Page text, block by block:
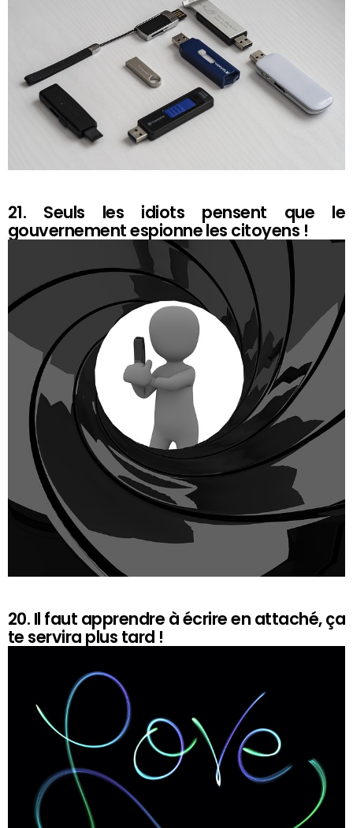
21. Seuls les idiots pensent que le
gouvernement espionne les citoyens !
20. Il faut apprendre à écrire en attaché, ça
te servira plus tard !